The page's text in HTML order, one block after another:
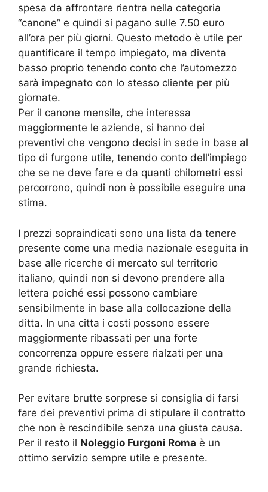
spesa da affrontare rientra nella categoria
“canone” e quindi si pagano sulle 7.50 euro
all’ora per più giorni. Questo metodo è utile per
quantificare il tempo impiegato, ma diventa
basso proprio tenendo conto che l’automezzo
sarà impegnato con lo stesso cliente per più
giornate.
Per il canone mensile, che interessa
maggiormente le aziende, si hanno dei
preventivi che vengono decisi in sede in base al
tipo di furgone utile, tenendo conto dell’impiego
che se ne deve fare e da quanti chilometri essi
percorrono, quindi non è possibile eseguire una
stima.
I prezzi sopraindicati sono una lista da tenere
presente come una media nazionale eseguita in
base alle ricerche di mercato sul territorio
italiano, quindi non si devono prendere alla
lettera poiché essi possono cambiare
sensibilmente in base alla collocazione della
ditta. In una citta i costi possono essere
maggiormente ribassati per una forte
concorrenza oppure essere rialzati per una
grande richiesta.
Per evitare brutte sorprese si consiglia di farsi
fare dei preventivi prima di stipulare il contratto
che non è rescindibile senza una giusta causa.
Per il resto il Noleggio Furgoni Roma è un
ottimo servizio sempre utile e presente.